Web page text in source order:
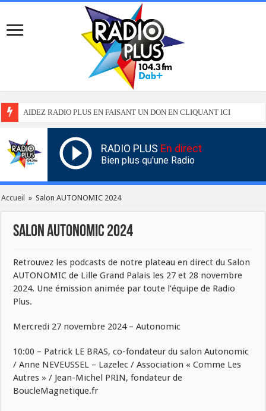
AIDEZ RADIO PLUS EN FAISANT UN DON EN CLIQUANT ICI
RADIO PLUS En direct
Bien plus qu'une Radio
Accueil » Salon AUTONOMIC 2024
Salon AUTONOMIC 2024
Retrouvez les podcasts de notre plateau en direct du Salon
AUTONOMIC de Lille Grand Palais les 27 et 28 novembre
2024. Une émission animée par toute l’équipe de Radio
Plus.
Mercredi 27 novembre 2024 – Autonomic
10:00 – Patrick LE BRAS, co-fondateur du salon Autonomic
/ Anne NEVEUSSEL – Lazelec / Association « Comme Les
Autres » / Jean-Michel PRIN, fondateur de
BoucleMagnetique.fr